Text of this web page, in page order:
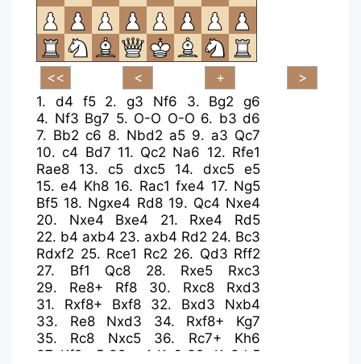
1. d4 f5 2. g3 Nf6 3. Bg2
g6
4. Nf3 Bg7 5. O-O O-O 6. b3 d6
7. Bb2 c6 8. Nbd2 a5 9. a3 Qc7
10.c4 Bd7 11. Qc2 Na6 12. Rfe1
Rae8
13.c5 dxc5 14. dxc5
e5
15.e4 Kh8 16. Rac1 fxe4 17. Ng5
Bf5 18. Ngxe4 Rd8 19. Qc4 Nxe4
20. Nxe4 Bxe4 21. Rxe4
Rd5
22. b4 axb4 23. axb4 Rd2 24. Bc3
Rdxf2 25. Rce1 Rc2 26. Qd3 Rff2
27. Bf1 Qc8 28. Rxe5
Rxc3
29. Re8+ Rf8 30. Rxc8
Rxd3
31. Rxf8+ Bxf8 32. Bxd3
Nxb4
33. Re8 Nxd3 34. Rxf8+
Kg7
35. Rc8 Nxc5 36. Rc7+
Kh6
37. Kf2 g5 38. g4 Kg6 39. Ke3 h5